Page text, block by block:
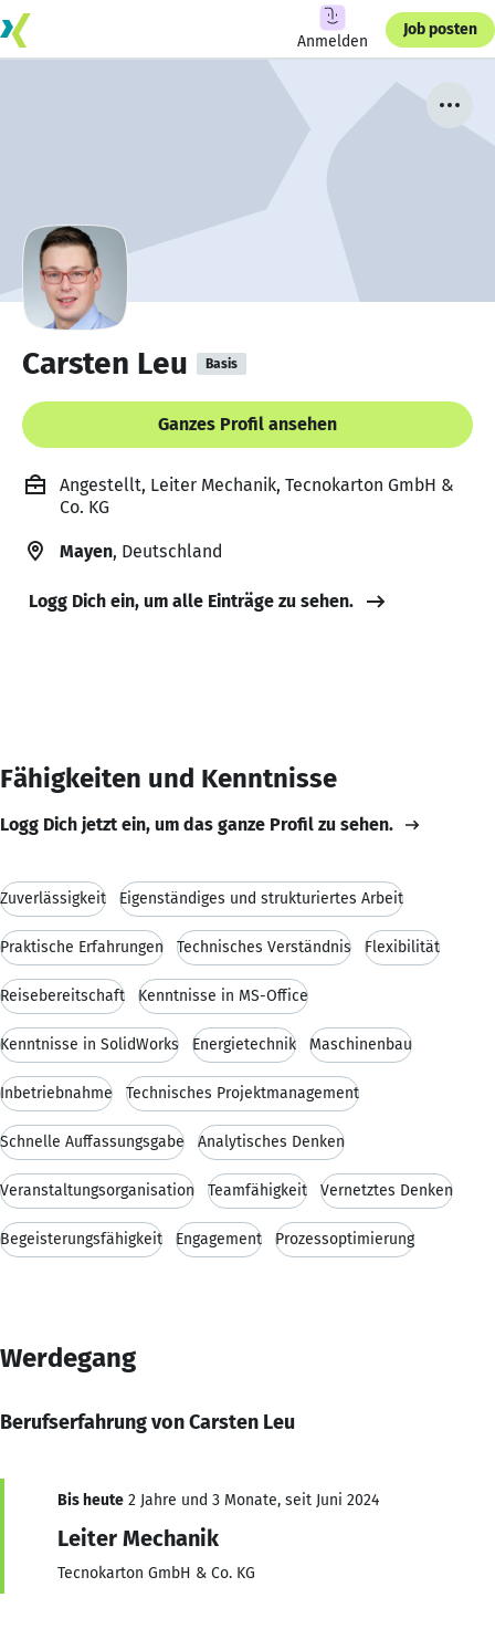
Anmelden
Job posten
Carsten Leu Basis
Ganzes Profil ansehen
Angestellt, Leiter Mechanik, Tecnokarton GmbH &
Co. KG
Mayen, Deutschland
Logg Dich ein, um alle Einträge zu sehen.
Fähigkeiten und Kenntnisse
Logg Dich jetzt ein, um das ganze Profil zu sehen.
Zuverlässigkeit Eigenständiges und strukturiertes Arbeit
Praktische Erfahrungen Technisches Verständnis Flexibilität
Reisebereitschaft Kenntnisse in MS-Office
Kenntnisse in SolidWorks Energietechnik Maschinenbau
Inbetriebnahme Technisches Projektmanagement
Schnelle Auffassungsgabe Analytisches Denken
Veranstaltungsorganisation Teamfähigkeit Vernetztes Denken
Begeisterungsfähigkeit Engagement Prozessoptimierung
Werdegang
Berufserfahrung von Carsten Leu
Bis heute 2 Jahre und 3 Monate, seit Juni 2024
Leiter Mechanik
Tecnokarton GmbH & Co. KG